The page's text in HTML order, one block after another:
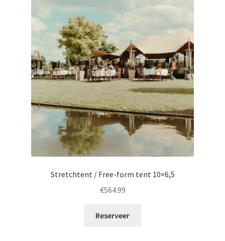
Stretchtent / Free-form tent 10×6,5
€564.99
Reserveer